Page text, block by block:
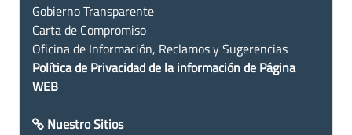
Gobierno Transparente
Carta de Compromiso
Oficina de Información, Reclamos y Sugerencias
Política de Privacidad de la información de Página
WEB
Nuestro Sitios